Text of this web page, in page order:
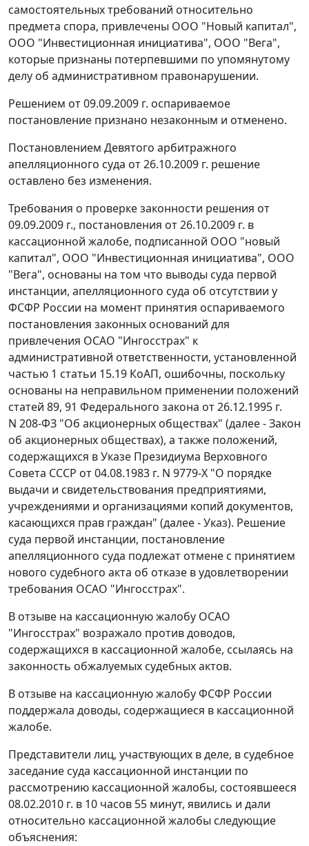
самостоятельных требований относительно
предмета спора, привлечены ООО "Новый капитал",
ООО "Инвестиционная инициатива", ООО "Вега",
которые признаны потерпевшими по упомянутому
делу об административном правонарушении.
Решением от 09.09.2009 г. оспариваемое
постановление признано незаконным и отменено.
Постановлением Девятого арбитражного
апелляционного суда от 26.10.2009 г. решение
оставлено без изменения.
Требования о проверке законности решения от
09.09.2009 г., постановления от 26.10.2009 г. в
кассационной жалобе, подписанной ООО "новый
капитал", ООО "Инвестиционная инициатива", ООО
"Вега", основаны на том что выводы суда первой
инстанции, апелляционного суда об отсутствии у
ФСФР России на момент принятия оспариваемого
постановления законных оснований для
привлечения ОСАО "Ингосстрах" к
административной ответственности, установленной
частью 1 статьи 15.19 КоАП, ошибочны, поскольку
основаны на неправильном применении положений
статей 89, 91 Федерального закона от 26.12.1995 г.
N 208-ФЗ "Об акционерных обществах" (далее - Закон
об акционерных обществах), а также положений,
содержащихся в Указе Президиума Верховного
Совета СССР от 04.08.1983 г. N 9779-Х "О порядке
выдачи и свидетельствования предприятиями,
учреждениями и организациями копий документов,
касающихся прав граждан" (далее - Указ). Решение
суда первой инстанции, постановление
апелляционного суда подлежат отмене с принятием
нового судебного акта об отказе в удовлетворении
требования ОСАО "Ингосстрах".
В отзыве на кассационную жалобу ОСАО
"Ингосстрах" возражало против доводов,
содержащихся в кассационной жалобе, ссылаясь на
законность обжалуемых судебных актов.
В отзыве на кассационную жалобу ФСФР России
поддержала доводы, содержащиеся в кассационной
жалобе.
Представители лиц, участвующих в деле, в судебное
заседание суда кассационной инстанции по
рассмотрению кассационной жалобы, состоявшееся
08.02.2010 г. в 10 часов 55 минут, явились и дали
относительно кассационной жалобы следующие
объяснения: